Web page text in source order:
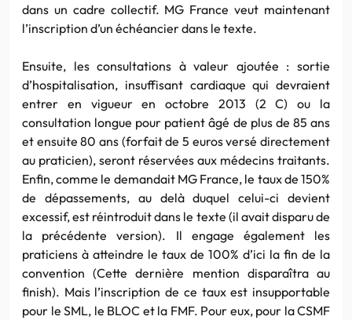
dans un cadre collectif. MG France veut maintenant
l’inscription d’un échéancier dans le texte.
Ensuite, les consultations à valeur ajoutée : sortie
d’hospitalisation, insuffisant cardiaque qui devraient
entrer en vigueur en octobre 2013 (2 C) ou la
consultation longue pour patient âgé de plus de 85 ans
et ensuite 80 ans (forfait de 5 euros versé directement
au praticien), seront réservées aux médecins traitants.
Enfin, comme le demandait MG France, le taux de 150%
de dépassements, au delà duquel celui-ci devient
excessif, est réintroduit dans le texte (il avait disparu de
la précédente version). Il engage également les
praticiens à atteindre le taux de 100% d’ici la fin de la
convention (Cette dernière mention disparaîtra au
finish). Mais l’inscription de ce taux est insupportable
pour le SML, le BLOC et la FMF. Pour eux, pour la CSMF